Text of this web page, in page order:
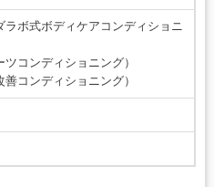
ラボ式ボディケアコンディショニ
コンディショニング）
コンディショニング）